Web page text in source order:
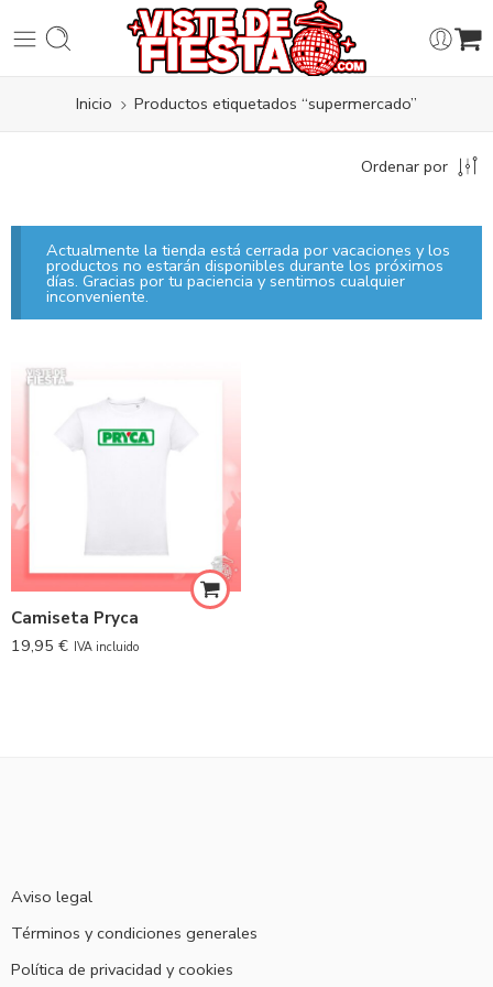
Inicio Productos etiquetados “supermercado”
Ordenar por
Actualmente la tienda está cerrada por vacaciones y los
productos no estarán disponibles durante los próximos
días. Gracias por tu paciencia y sentimos cualquier
inconveniente.
Camiseta Pryca
19,95 € IVA incluido
Aviso legal
Términos y condiciones generales
Política de privacidad y cookies